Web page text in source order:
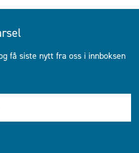
få siste nytt fra oss i innboksen